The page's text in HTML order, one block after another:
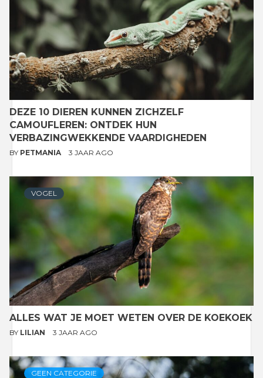
DEZE 10 DIEREN KUNNEN ZICHZELF
CAMOUFLEREN: ONTDEK HUN
VERBAZINGWEKKENDE VAARDIGHEDEN
BY PETMANIA 3 JAAR AGO
VOGEL
ALLES WAT JE MOET WETEN OVER DE KOEKOEK
BY LILIAN 3 JAAR AGO
GEEN CATEGORIE